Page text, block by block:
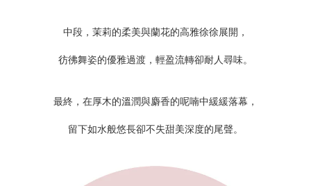
中段，茉莉的柔美與蘭花的高雅徐徐展開，
彷彿舞姿的優雅過渡，輕盈流轉卻耐人尋味。
最終，在厚木的溫潤與麝香的呢喃中緩緩落幕，
留下如水般悠長卻不失甜美深度的尾聲。